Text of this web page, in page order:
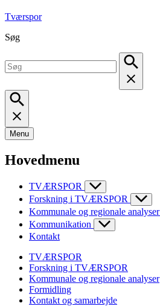
Tværspor
Søg
Menu
Hovedmenu
TVÆRSPOR
Forskning i TVÆRSPOR
Kommunale og regionale analyser
Kommunikation
Kontakt
TVÆRSPOR
Forskning i TVÆRSPOR
Kommunale og regionale analyser
Formidling
Kontakt og samarbejde